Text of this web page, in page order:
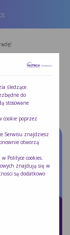
PKU –
śledzące.
do
stosowane
cookie poprzez
Serwisu znajdziesz
otworzą
w Polityce cookies
znajdują się w
są dodatkowo